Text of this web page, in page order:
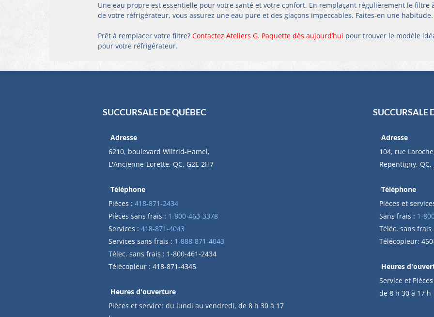
Une eau propre est essentielle pour votre santé et votre confort. En remplaçant régulièrement le filtre
de votre réfrigérateur, vous assurez une eau pure et des glaçons impeccables. Faites-en une habitude.
Prêt à remplacer votre filtre? Contactez Ateliers G. Paquette dès aujourd’hui pour trouver le modèle
pour votre réfrigérateur.
SUCCURSALE DE QUÉBEC
Adresse
6210, boulevard Wilfrid-Hamel,
L'Ancienne-Lorette, QC, G2E 2H7
Téléphone
Pièces : 418-871-2434
Pièces sans frais : 1-800-463-3378
Services : 418-871-4043
Services sans frais : 1-888-871-4043
Télec. sans frais : 1-800-461-2434
Télécopieur : 418-871-4345
Heures d'ouverture
Pièces et service: du lundi au vendredi, de 8 h 30 à 17
SUCCURSALE
Adresse
104, rue
Repentigny, QC,
Téléphone
Pièces et
Sans frais : 1-
Téléc. sans frais
Télécopieur:
Heures
Service et
de 8 h 30 à 17 h